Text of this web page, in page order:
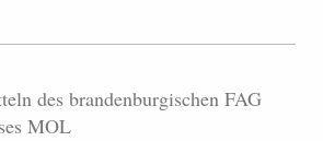
des brandenburgischen FAG
MOL